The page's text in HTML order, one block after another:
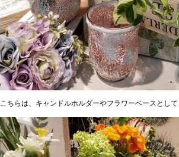
こちらは、キャンドルホルダーやフラワーベースとして